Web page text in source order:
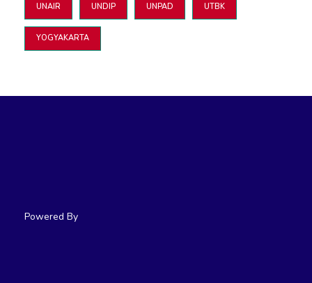
UNAIR UNDIP UNPAD UTBK
YOGYAKARTA
Powered By